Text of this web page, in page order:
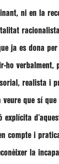
ni en la
ja es dona
ho verbalment,
realista i
veure que sí
explícita
compte i
la